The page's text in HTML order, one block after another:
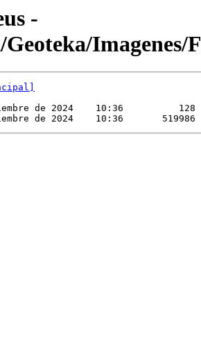
-
de 2024    10:36          128
de 2024    10:36       519986